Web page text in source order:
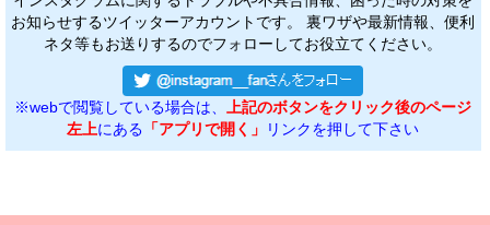
お知らせするツイッターアカウントです。 裏ワザや最新情報、便利
ネタ等もお送りするのでフォローしてお役立てください。
※webで閲覧している場合は、
上記のボタンをクリック後のページ
左上にある 「アプリで開く」 リンクを押して下さい